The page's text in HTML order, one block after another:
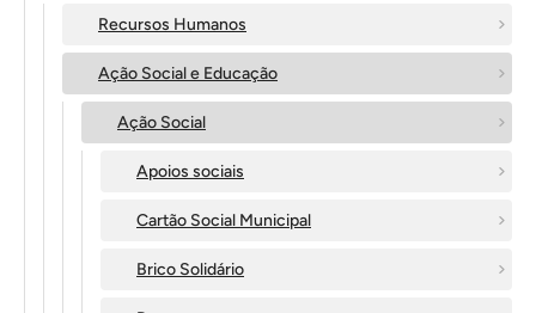
Recursos Humanos
Ação Social e Educação
Ação Social
Apoios sociais
Cartão Social Municipal
Brico Solidário